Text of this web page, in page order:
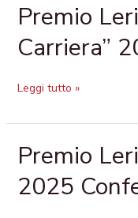
Premio
Carriera”
Premio
LericiPea
“alla
Leggi tutto »
Premio
2025
Premio
LericiPea
“Edito”